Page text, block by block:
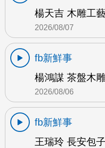
楊天吉 木雕工
2026/08/07
fb新鮮事
楊鴻謀 茶盤木
2026/08/06
fb新鮮事
王瑞玲 長安包